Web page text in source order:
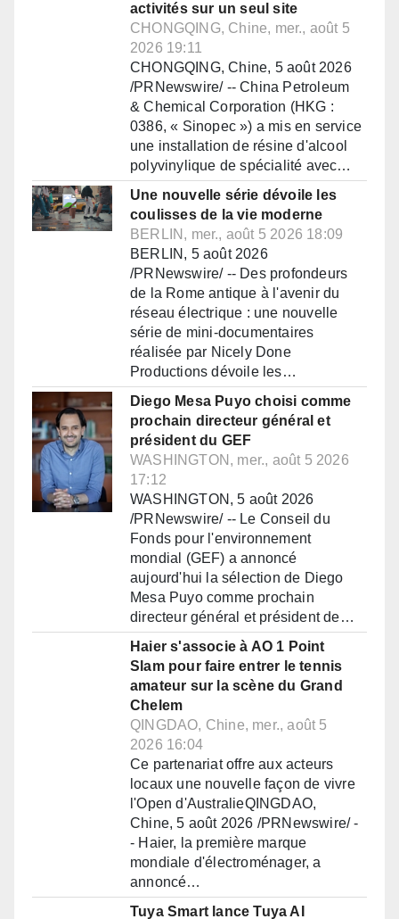
activités sur un seul site
CHONGQING, Chine, mer., août 5
2026 19:11
CHONGQING, Chine, 5 août 2026
/PRNewswire/ -- China Petroleum
& Chemical Corporation (HKG :
0386, « Sinopec ») a mis en service
une installation de résine d'alcool
polyvinylique de spécialité avec…
Une nouvelle série dévoile les
coulisses de la vie moderne
BERLIN, mer., août 5 2026 18:09
BERLIN, 5 août 2026
/PRNewswire/ -- Des profondeurs
de la Rome antique à l'avenir du
réseau électrique : une nouvelle
série de mini-documentaires
réalisée par Nicely Done
Productions dévoile les…
Diego Mesa Puyo choisi comme
prochain directeur général et
président du GEF
WASHINGTON, mer., août 5 2026
17:12
WASHINGTON, 5 août 2026
/PRNewswire/ -- Le Conseil du
Fonds pour l'environnement
mondial (GEF) a annoncé
aujourd'hui la sélection de Diego
Mesa Puyo comme prochain
directeur général et président de…
Haier s'associe à AO 1 Point
Slam pour faire entrer le tennis
amateur sur la scène du Grand
Chelem
QINGDAO, Chine, mer., août 5
2026 16:04
Ce partenariat offre aux acteurs
locaux une nouvelle façon de vivre
l'Open d'AustralieQINGDAO,
Chine, 5 août 2026 /PRNewswire/ -
- Haier, la première marque
mondiale d'électroménager, a
annoncé…
Tuya Smart lance Tuya AI